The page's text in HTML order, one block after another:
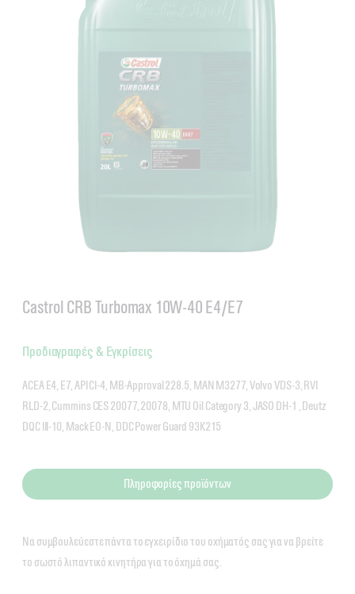
Castrol CRB Turbomax 10W-40 E4/E7
Προδιαγραφές & Εγκρίσεις
ACEA E4, E7, API CI-4, MB-Approval 228.5, MAN M3277, Volvo VDS-3, RVI
RLD-2, Cummins CES 20077, 20078, MTU Oil Category 3, JASO DH-1 , Deutz
DQC III-10, Mack EO-N, DDC Power Guard 93K215
Πληροφορίες προϊόντων
Να συμβουλεύεστε πάντα το εγχειρίδιο του οχήματός σας για να βρείτε
το σωστό λιπαντικό κινητήρα για το όχημά σας.